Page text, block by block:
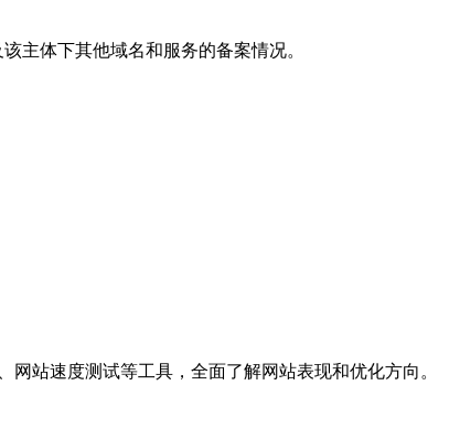
主体下其他域名和服务的备案情况。
站速度测试等工具，全面了解网站表现和优化方向。